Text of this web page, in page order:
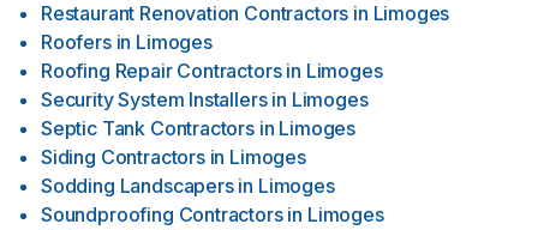
Restaurant Renovation Contractors in Limoges
Roofers in Limoges
Roofing Repair Contractors in Limoges
Security System Installers in Limoges
Septic Tank Contractors in Limoges
Siding Contractors in Limoges
Sodding Landscapers in Limoges
Soundproofing Contractors in Limoges